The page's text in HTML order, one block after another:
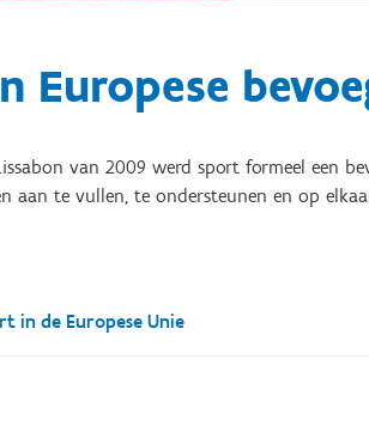
Europese
van 2009 werd sport formeel een
aan te vullen, te ondersteunen en op
in de Europese Unie